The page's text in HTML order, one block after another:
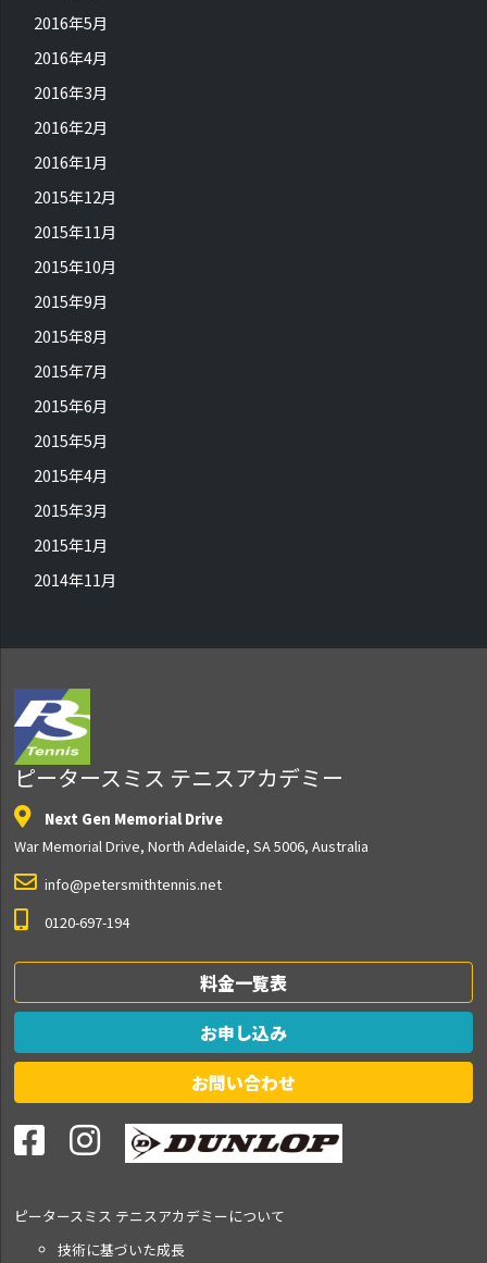
2016年5月
2016年4月
2016年3月
2016年2月
2016年1月
2015年12月
2015年11月
2015年10月
2015年9月
2015年8月
2015年7月
2015年6月
2015年5月
2015年4月
2015年3月
2015年1月
2014年11月
ピータースミス テニスアカデミー
Next Gen Memorial Drive
War Memorial Drive, North Adelaide, SA 5006, Australia
info@petersmithtennis.net
0120-697-194
料金一覧表
お申し込み
お問い合わせ
ピータースミス テニスアカデミーについて
技術に基づいた成長